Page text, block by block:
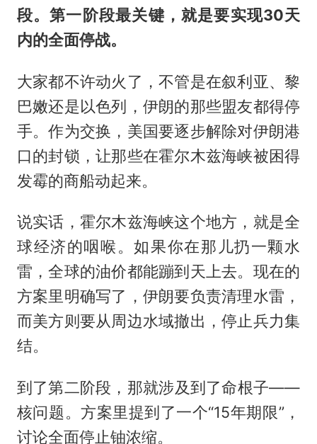
段。第一阶段最关键，就是要实现30天
内的全面停战。
大家都不许动火了，不管是在叙利亚、黎
巴嫩还是以色列，伊朗的那些盟友都得停
手。作为交换，美国要逐步解除对伊朗港
口的封锁，让那些在霍尔木兹海峡被困得
发霉的商船动起来。
说实话，霍尔木兹海峡这个地方，就是全
球经济的咽喉。如果你在那儿扔一颗水
雷，全球的油价都能蹦到天上去。现在的
方案里明确写了，伊朗要负责清理水雷，
而美方则要从周边水域撤出，停止兵力集
结。
到了第二阶段，那就涉及到了命根子——
核问题。方案里提到了一个“15年期限”，
讨论全面停止铀浓缩。